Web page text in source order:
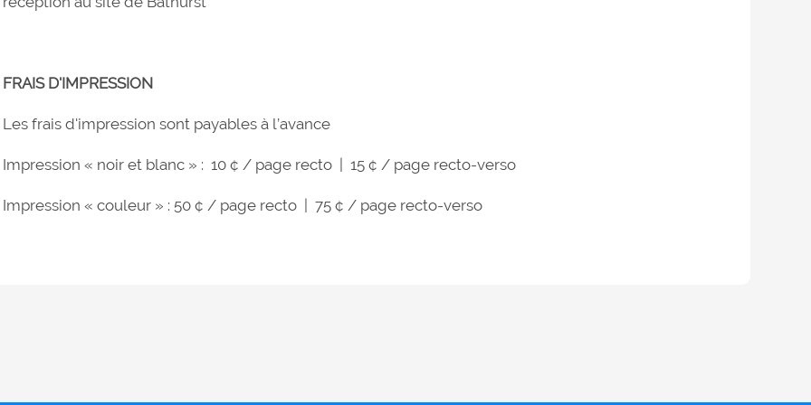
FRAIS D'IMPRESSION
Les frais d'impression sont payables à l’avance
Impression « noir et blanc » : 10 ¢ / page recto | 15 ¢ / page recto-verso
Impression « couleur » : 50 ¢ / page recto | 75 ¢ / page recto-verso